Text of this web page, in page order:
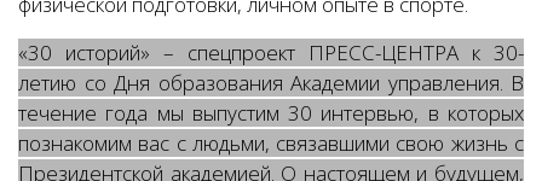
«30 историй» – спецпроект ПРЕСС-ЦЕНТРА к 30-
летию со Дня образования Академии управления. В
течение года мы выпустим 30 интервью, в которых
познакомим вас с людьми, связавшими свою жизнь с
Президентской академией. О настоящем и будущем,